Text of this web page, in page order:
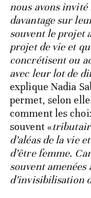
nous avons invité
davantage sur
souvent le projet
projet de vie et
concrétisent ou
avec leur lot de
explique Nadia
permet, selon
comment les
souvent «
d’aléas de la vie
d’être femme.
souvent
d’invisibilisation